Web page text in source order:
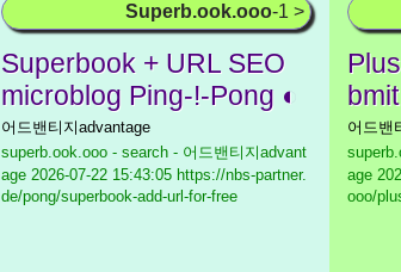
Superb.ook.ooo-1 >
Superbook + URL SEO
microblog Ping-!-Pong ◐
어드밴티지advantage
superb.ook.ooo - search - 어드밴티지advant
age 2026-07-22 15:43:05 https://nbs-partner.
de/pong/superbook-add-url-for-free
어드밴
age
ooo/